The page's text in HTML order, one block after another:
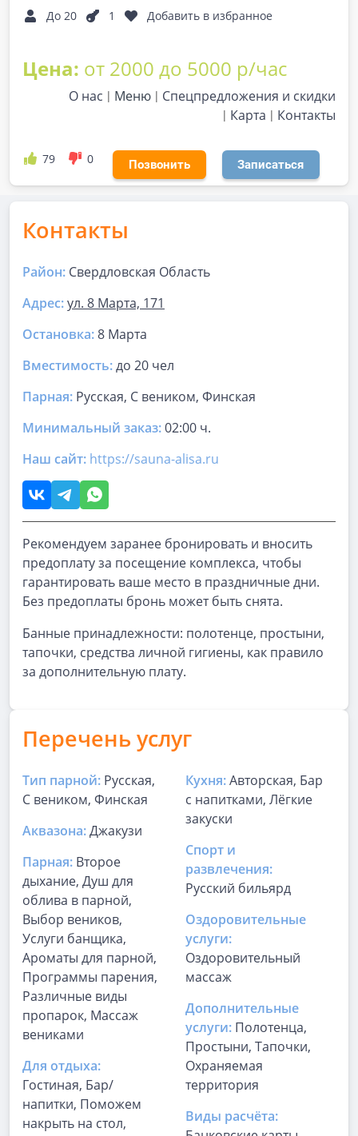
До 20 1 Добавить в избранное
Цена: от 2000 до 5000 р/час
О нас Меню
Спецпредложения и скидки
Карта
Контакты
79 0 Позвонить Записаться
Контакты
Район: Свердловская Область
Адрес:ул. 8 Марта, 171
Остановка:8 Марта
Вместимость:до 20 чел
Парная: Русская, С веником, Финская
Минимальный заказ:02:00 ч.
Наш сайт: https://sauna-alisa.ru
Рекомендуем заранее бронировать и вносить
предоплату за посещение комплекса, чтобы
гарантировать ваше место в праздничные дни.
Без предоплаты бронь может быть снята.
Банные принадлежности: полотенце, простыни,
тапочки, средства личной гигиены, как правило
за дополнительную плату.
Перечень услуг
Тип парной: Русская,
С веником, Финская
Аквазона:Джакузи
Парная: Второе
дыхание, Душ для
облива в парной,
Выбор веников,
Услуги банщика,
Ароматы для парной,
Программы парения,
Различные виды
пропарок, Массаж
вениками
Для отдыха:
Гостиная, Бар/
напитки, Поможем
накрыть на стол,
Кухня:Авторская, Бар
с напитками, Лёгкие
закуски
Спорт и
развлечения:
Русский бильярд
Оздоровительные
услуги:
Оздоровительный
массаж
Дополнительные
услуги: Полотенца,
Простыни, Тапочки,
Охраняемая
территория
Виды расчёта: